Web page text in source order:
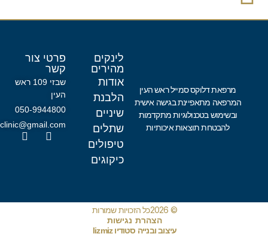
מרפאת דלוקס סמייל ראש העין
המרפאה מתאפיינת בגישה אישית
ובשימוש בטכנולוגיות מתקדמות
להבטחת תוצאות איכותיות
לינקים
מהירים
אודות
הלבנת
שיניים
שתלים
טיפולים
כיקוגים
פרטי צור
קשר
שבזי 109 ראש
העין
050-9944800
dlx.clinic@gmail.com
הצהרת נגישות
עיצוב ובנייה סטודיו lizmiz